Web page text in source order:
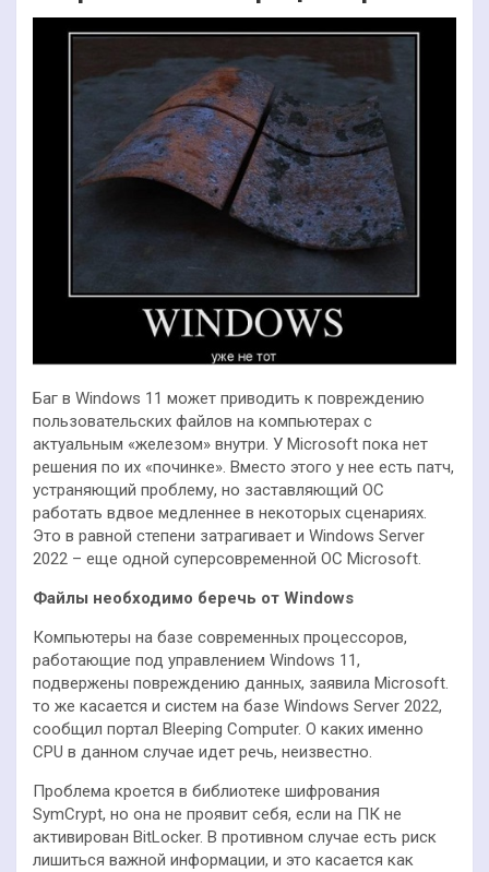
Баг в Windows 11 может приводить к повреждению
пользовательских файлов на компьютерах с
актуальным «железом» внутри. У Microsoft пока нет
решения по их «починке». Вместо этого у нее есть патч,
устраняющий проблему, но заставляющий ОС
работать вдвое медленнее в некоторых сценариях.
Это в равной степени затрагивает и Windows Server
2022 – еще одной суперсовременной ОС Microsoft.
Файлы необходимо беречь от Windows
Компьютеры на базе современных процессоров,
работающие под управлением Windows 11,
подвержены повреждению данных, заявила Microsoft.
то же касается и систем на базе Windows Server 2022,
сообщил портал Bleeping Computer. О каких именно
CPU в данном случае идет речь, неизвестно.
Проблема кроется в библиотеке шифрования
SymCrypt, но она не проявит себя, если на ПК не
активирован BitLocker. В противном случае есть риск
лишиться важной информации, и это касается как